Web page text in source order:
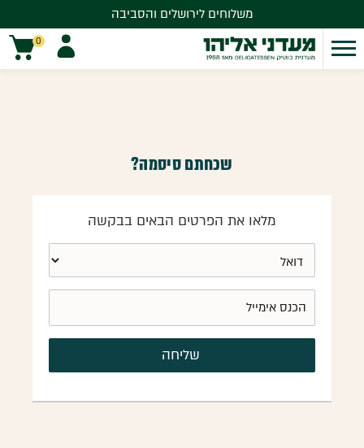
משלוחים לירושלים והסביבה
משלוחים לירושלים והסביבה
0
שכחתם סיסמה?
מלאו את הפרטים הבאים בבקשה